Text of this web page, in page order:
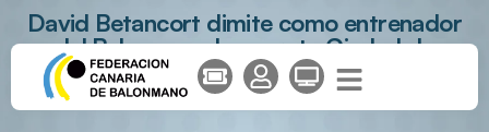
David Betancort dimite como entrenador
del Balonmano Lanzarote Ciudad de
Arrecife